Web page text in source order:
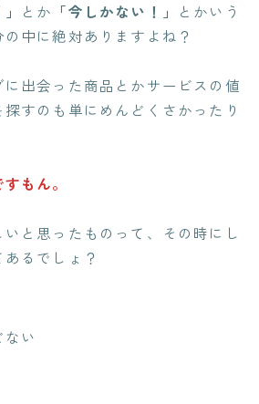
とか 「今しかない！」
とかいう
中に絶対ありますよね？
出会った商品とかサービスの値
すのも単にめんどくさかったり
もん。
と思ったものって、その時にし
るでしょ？
い